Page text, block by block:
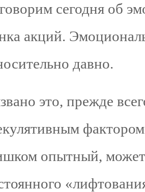
сегодня об
акций.
давно.
это, прежде
опытный, может